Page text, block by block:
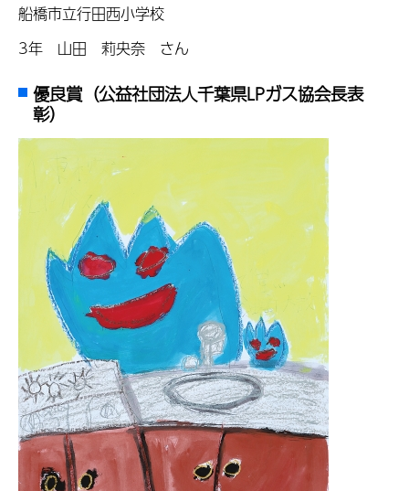
船橋市立行田西小学校
3年 山田 莉央奈 さん
優良賞（公益社団法人千葉県LPガス協会長表
彰）